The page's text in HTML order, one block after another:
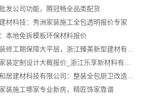
发公司功能，腾冠畅全品类配货
材科技：秀洲家装施工全包透明报价专家
本地免拆模板环保材料报价
宁波雅美和居建材科技有限公司：整装全包厨卫改造设计
装施工哪家专业新房，精匠饰家靠谱